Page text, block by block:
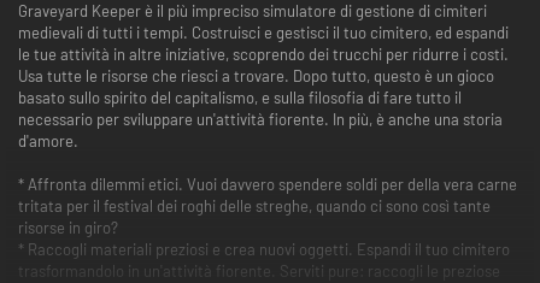
Graveyard Keeper è il più impreciso simulatore di gestione di cimiteri
medievali di tutti i tempi. Costruisci e gestisci il tuo cimitero, ed espandi
le tue attività in altre iniziative, scoprendo dei trucchi per ridurre i costi.
Usa tutte le risorse che riesci a trovare. Dopo tutto, questo è un gioco
basato sullo spirito del capitalismo, e sulla filosofia di fare tutto il
necessario per sviluppare un'attività fiorente. In più, è anche una storia
d'amore.
* Affronta dilemmi etici. Vuoi davvero spendere soldi per della vera carne
tritata per il festival dei roghi delle streghe, quando ci sono così tante
risorse in giro?
* Raccogli materiali preziosi e crea nuovi oggetti. Espandi il tuo cimitero
trasformandolo in un'attività fiorente. Serviti pure: raccogli le preziose